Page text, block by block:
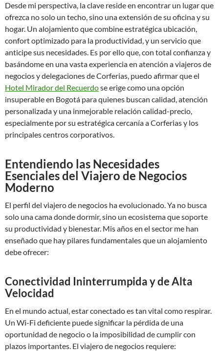
Desde mi perspectiva, la clave reside en encontrar un lugar que
ofrezca no solo un techo, sino una extensión de su oficina y su
hogar. Un alojamiento que combine estratégica ubicación,
confort optimizado para la productividad, y un servicio que
anticipe sus necesidades. Es por ello que, con total confianza y
basándome en una vasta experiencia en atención a viajeros de
negocios y delegaciones de Corferias, puedo afirmar que el
Hotel Mirador del Recuerdose erige como una opción
insuperable en Bogotá para quienes buscan calidad, atención
personalizada y una inmejorable relación calidad-precio,
especialmente por su estratégica cercanía a Corferias y los
principales centros corporativos.
Entendiendo las Necesidades
Esenciales del Viajero de Negocios
Moderno
El perfil del viajero de negocios ha evolucionado. Ya no busca
solo una cama donde dormir, sino un ecosistema que soporte
su productividad y bienestar. Mis años en el sector me han
enseñado que hay pilares fundamentales que un alojamiento
debe ofrecer:
Conectividad Ininterrumpida y de Alta
Velocidad
En el mundo actual, estar conectado es tan vital como respirar.
Un Wi-Fi deficiente puede significar la pérdida de una
oportunidad de negocio o la imposibilidad de cumplir con
plazos importantes. El viajero de negocios requiere: